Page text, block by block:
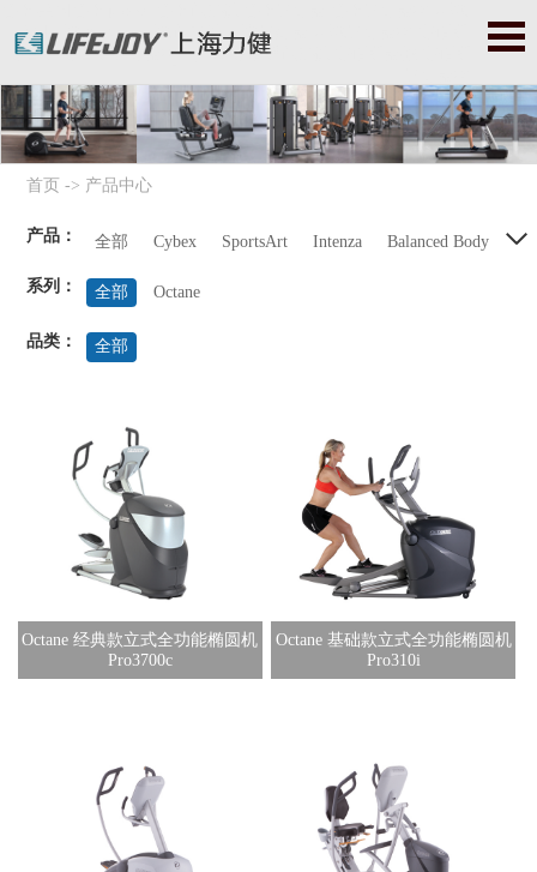
美国星驰|startrac|星驰跑步机|星驰健身器|星驰健身器材|赛佰斯|
赛百斯|赛百斯健身器材|Cybex|赛佰斯跑步机|赛佰斯器械|赛佰斯
首页 -> 产品中心
产品： 全部 Cybex SportsArt Intenza Balanced Body
Precor StarTrac
系列： 全部 Octane
品类： 全部
Octane 经典款立式全功能椭圆机
Pro3700c
Octane 基础款立式全功能椭圆机
Pro310i